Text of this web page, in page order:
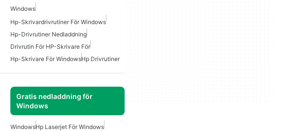
Windows
Hp-Skrivardrivrutiner För Windows
Hp-Drivrutiner Nedladdning
Drivrutin För HP-Skrivare För
Hp-Skrivare För WindowsHp Drivrutiner
Gratis nedladdning för
Windows
WindowsHp Laserjet För Windows